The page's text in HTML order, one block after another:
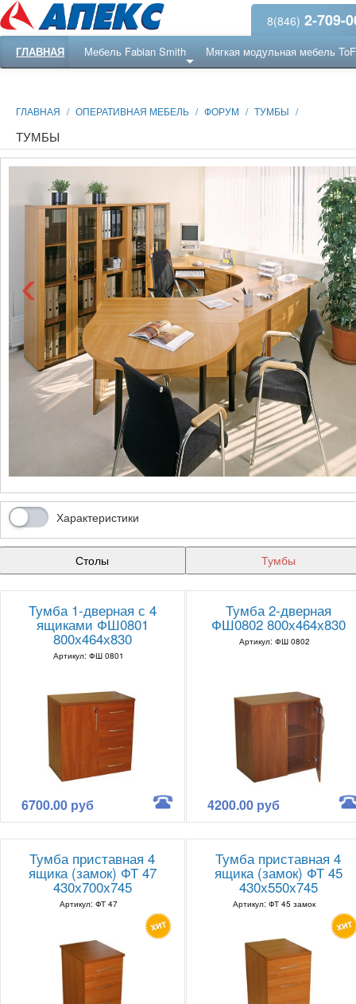
8(846) 2-709-
ГЛАВНАЯ Мебель Fabian Smith Мягкая модульная мебель
ГЛАВНАЯ / ОПЕРАТИВНАЯ МЕБЕЛЬ / ФОРУМ / ТУМБЫ /
ТУМБЫ
‹
Характеристики
Столы Тумбы
Тумба 1-дверная с 4
ящиками ФШ0801
800х464х830
Артикул: ФШ 0801
6700.00 руб
Тумба 2-дверная
ФШ0802 800х464х830
Артикул: ФШ 0802
4200.00 руб
Тумба приставная 4
ящика (замок) ФТ 47
430х700х745
Артикул: ФТ 47
Тумба приставная 4
ящика (замок) ФТ 45
430х550х745
Артикул: ФТ 45 замок